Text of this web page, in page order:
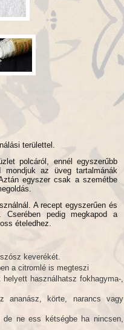
területtel.
polcáról, ennél egyszerűbb
mondjuk az üveg tartalmánák
egyszer csak a szemétbe
A recept egyszerűen és
pedig megkapod a
ételedhez.
keverékét.
a citromlé is megteszi
használhatsz fokhagyma-,
ananász, körte, narancs vagy
de ne ess kétségbe ha nincsen,